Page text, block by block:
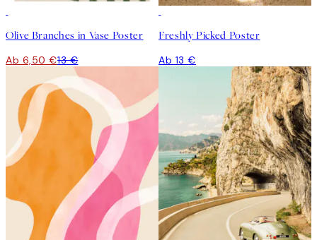
Olive Branches in Vase Poster
Ab 6,50 €13 €
Freshly Picked Poster
Ab 13 €